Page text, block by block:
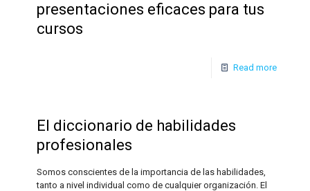
presentaciones eficaces para tus
cursos
Read more
El diccionario de habilidades
profesionales
Somos conscientes de la importancia de las habilidades,
tanto a nivel individual como de cualquier organización. El